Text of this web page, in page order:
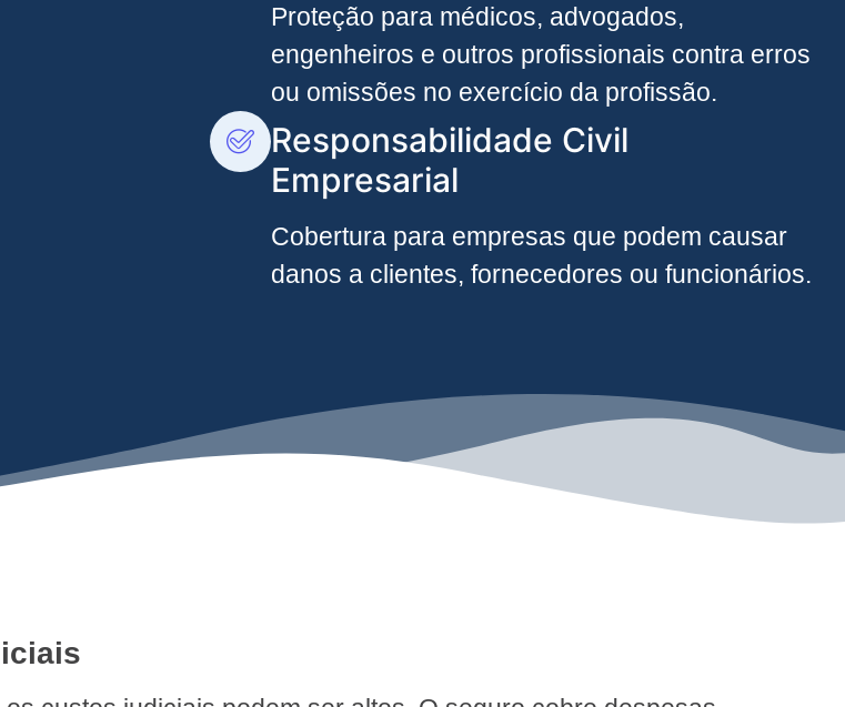
Proteção para médicos, advogados,
engenheiros e outros profissionais contra erros
ou omissões no exercício da profissão.
Responsabilidade Civil
Empresarial
Cobertura para empresas que podem causar
danos a clientes, fornecedores ou funcionários.